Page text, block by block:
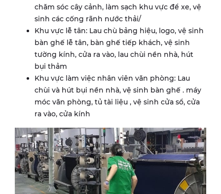
chăm sóc cây cảnh, làm sạch khu vực để xe, vệ
sinh các cống rãnh nước thải/
Khu vực lễ tân: Lau chù bảng hiệu, logo, vệ sinh
bàn ghế lễ tân, bàn ghế tiếp khách, vệ sinh
tường kính, cửa ra vào, lau chùi nền nhà, hút
bụi thảm
Khu vực làm việc nhân viên văn phòng: Lau
chùi và hút bụi nền nhà, vệ sinh bàn ghế . máy
móc văn phòng, tủ tài liệu , vệ sinh cửa sổ, cửa
ra vào, cửa kính